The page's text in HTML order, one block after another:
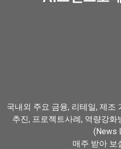
국내외 주요 금융, 리테일, 제
추진, 프로젝트사례, 역량강
(News
매주 받아 보